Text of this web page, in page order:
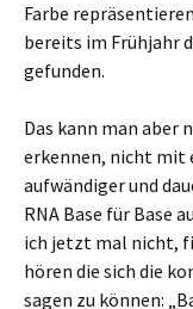
Farbe
bereits im Frühjahr
gefunden.
Das kann man
erkennen, nicht mit
aufwändiger und
RNA Base für Base
ich jetzt mal nicht,
hören die sich die
sagen zu können: